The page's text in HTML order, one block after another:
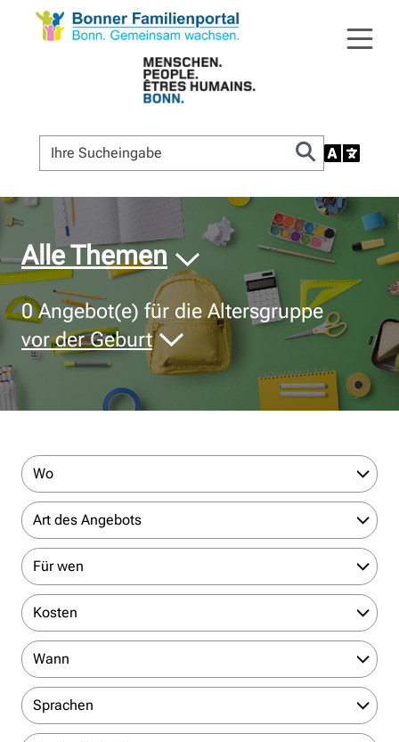
© Bildnachweis
Alle Themen
0Angebot(e) für die Altersgruppe
vor der Geburt
Wo
Art des Angebots
Für wen
Kosten
Wann
Sprachen